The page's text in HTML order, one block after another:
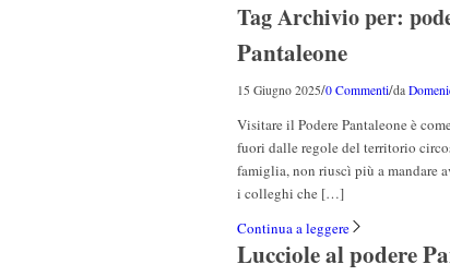
Tag Archivio per:
Pantaleone
15 Giugno 2025/0 Commenti/da
Visitare il Podere Pantaleone è
fuori dalle regole del territorio
famiglia, non riuscì più a mandare
i colleghi che […]
Continua a leggere
Lucciole al podere